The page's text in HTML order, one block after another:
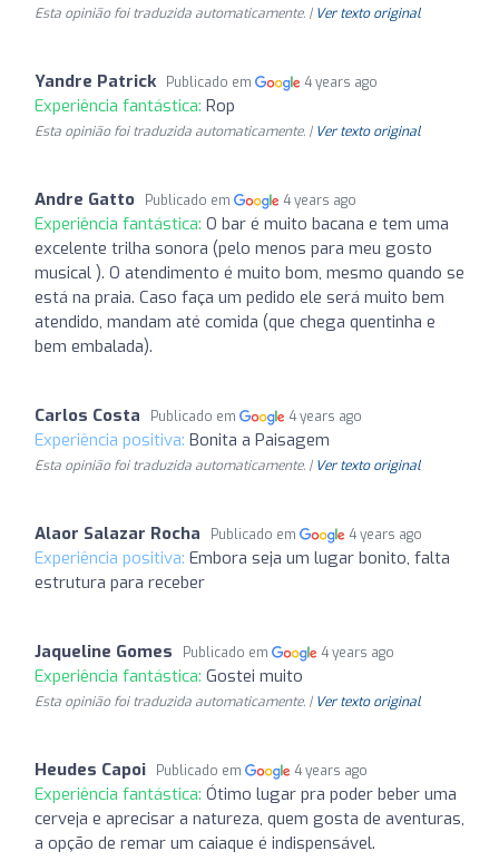
Esta opinião foi traduzida automaticamente. | Ver texto original
Yandre Patrick Publicado em 4 years ago
Experiência fantástica: Rop
Esta opinião foi traduzida automaticamente. | Ver texto original
Andre Gatto Publicado em 4 years ago
Experiência fantástica: O bar é muito bacana e tem uma
excelente trilha sonora (pelo menos para meu gosto
musical ). O atendimento é muito bom, mesmo quando se
está na praia. Caso faça um pedido ele será muito bem
atendido, mandam até comida (que chega quentinha e
bem embalada).
Carlos Costa Publicado em 4 years ago
Experiência positiva: Bonita a Paisagem
Esta opinião foi traduzida automaticamente. | Ver texto original
Alaor Salazar Rocha Publicado em 4 years ago
Experiência positiva: Embora seja um lugar bonito, falta
estrutura para receber
Jaqueline Gomes Publicado em 4 years ago
Experiência fantástica: Gostei muito
Esta opinião foi traduzida automaticamente. | Ver texto original
Heudes Capoi Publicado em 4 years ago
Experiência fantástica: Ótimo lugar pra poder beber uma
cerveja e aprecisar a natureza, quem gosta de aventuras,
a opção de remar um caiaque é indispensável.